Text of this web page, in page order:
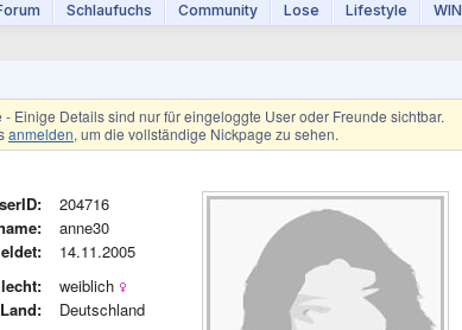
Schlaufuchs Community Lose Lifestyle WIN
- Einige Details sind nur für eingeloggte User oder Freunde sichtbar.
anmelden, um die vollständige Nickpage zu sehen.
204716
anne30
14.11.2005
weiblich
Land:
Deutschland